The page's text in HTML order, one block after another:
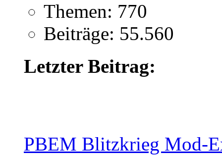
Themen: 770
Beiträge: 55.560
Letzter Beitrag:
PBEM Blitzkrieg Mod-